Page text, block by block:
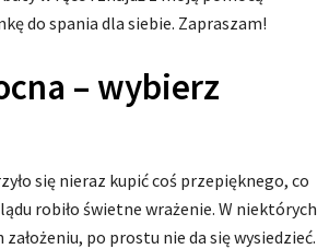
do spania dla siebie. Zapraszam!
– wybierz
się nieraz kupić coś przepięknego, co
robiło świetne wrażenie. W niektórych
po prostu nie da się wysiedzieć.